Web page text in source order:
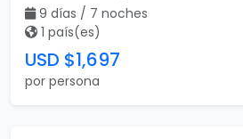
9 días / 7 noches
1 país(es)
USD $1,697
por persona